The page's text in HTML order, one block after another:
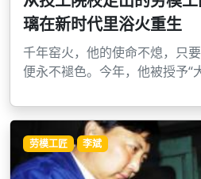
璃在新时代里浴火重生
千年窑火，他的使命不熄，只
便永不褪色。今年，他被授予“
劳模工匠 李斌